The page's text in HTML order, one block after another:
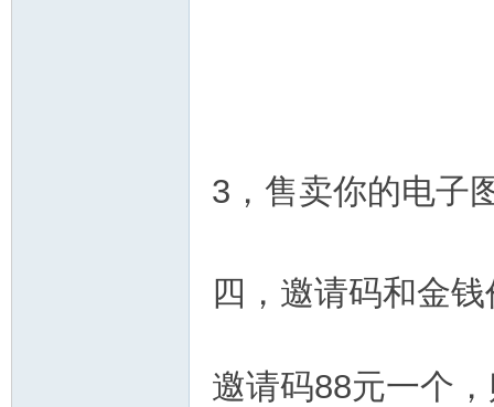
3，售卖你的电子
四，邀请码和金
邀请码88元一个